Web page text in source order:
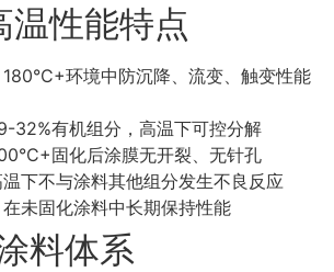
温性能特点
180°C+环境中防沉降、流变、触变性能
32%有机组分，高温下可控分解
固化后涂膜无开裂、无针孔
下不与涂料其他组分发生不良反应
在未固化涂料中长期保持性能
料体系